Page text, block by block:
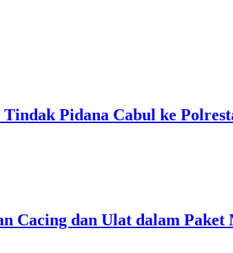
Pidana Cabul ke
Cacing dan Ulat dalam